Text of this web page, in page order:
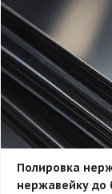
Полировка
нержавейку до